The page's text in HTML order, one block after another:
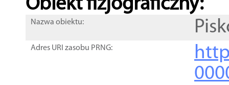
Obiekt fizjograficzny:
Nazwa obiektu:
Adres URI zasobu PRNG: